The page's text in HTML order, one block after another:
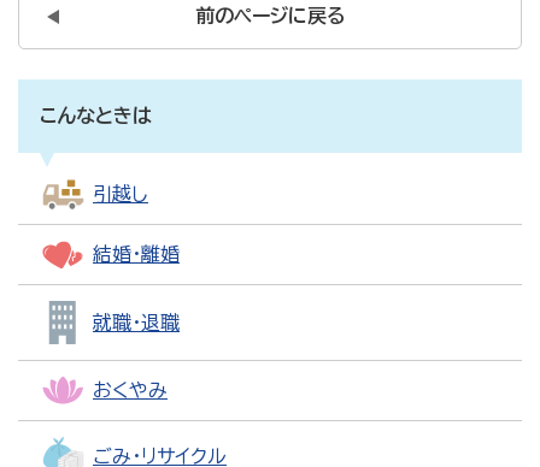
前のページに戻る
こんなときは
引越し
結婚・離婚
就職・退職
おくやみ
ごみ・リサイクル